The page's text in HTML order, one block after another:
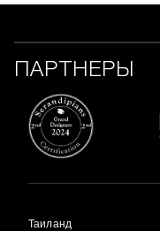
ПАРТНЕРЫ
Таиланд